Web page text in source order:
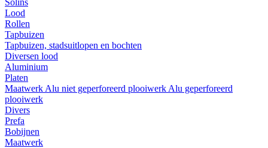
Solins
Lood
Rollen
Tapbuizen
Tapbuizen, stadsuitlopen en bochten
Diversen lood
Aluminium
Platen
Maatwerk Alu niet geperforeerd plooiwerk Alu geperforeerd
plooiwerk
Divers
Prefa
Bobijnen
Maatwerk